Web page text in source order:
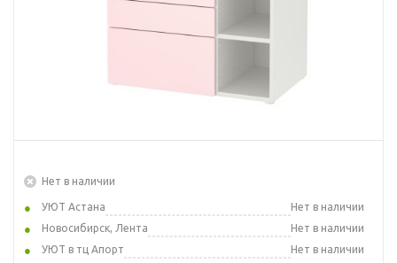
Нет в наличии
УЮТ Астана
Нет в наличии
Новосибирск, Лента
Нет в наличии
УЮТ в тц Апорт
Нет в наличии